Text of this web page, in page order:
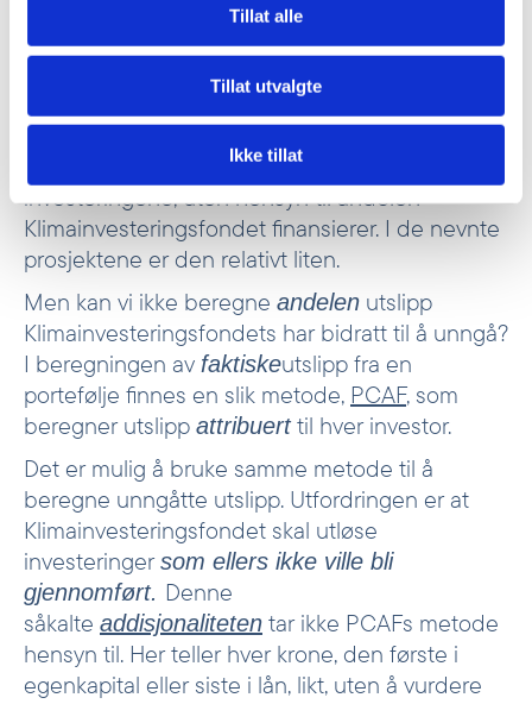
Tillat alle
Tillat utvalgte
Ikke tillat
og er effektive bidrag til omstilling av et av
verdens mest kulldominerte land.
Når de forventede unngåtte utslippene kan
virke i overkant store, handler det om at disse er
beregnet ut fra samlet forventet produksjon fra
investeringene, uten hensyn til andelen
Klimainvesteringsfondet finansierer. I de nevnte
prosjektene er den relativt liten.
Men kan vi ikke beregne andelen utslipp
Klimainvesteringsfondets har bidratt til å unngå?
I beregningen av faktiskeutslipp fra en
portefølje finnes en slik metode, PCAF, som
beregner utslipp attribuerttil hver investor.
Det er mulig å bruke samme metode til å
beregne unngåtte utslipp. Utfordringen er at
Klimainvesteringsfondet skal utløse
investeringersom ellers ikke ville bli
gjennomført. Denne
såkalte addisjonaliteten tar ikke PCAFs metode
hensyn til. Her teller hver krone, den første i
egenkapital eller siste i lån, likt, uten å vurdere